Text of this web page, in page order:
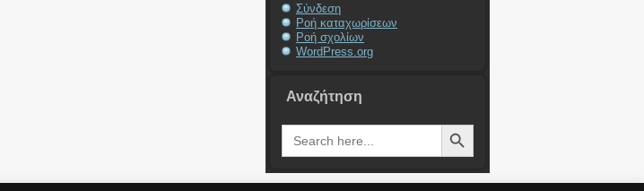
Σύνδεση
Ροή καταχωρίσεων
Ροή σχολίων
WordPress.org
Αναζήτηση
Search
for:
Search Button